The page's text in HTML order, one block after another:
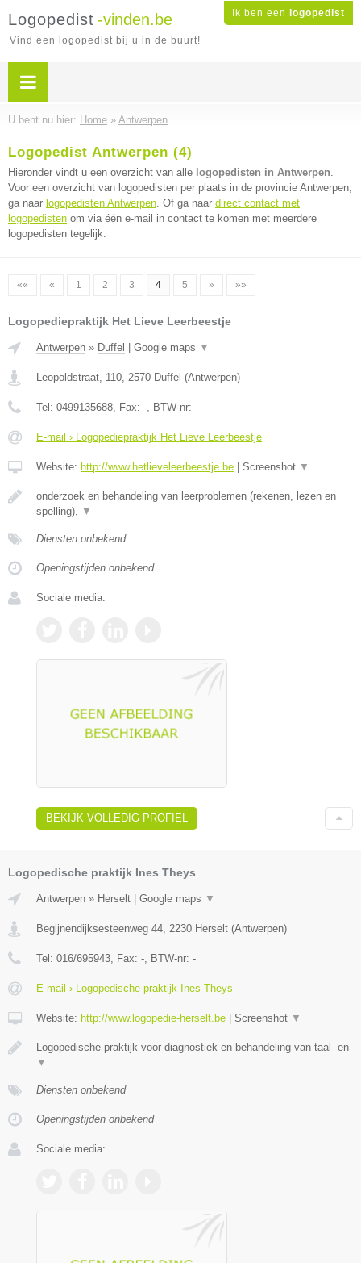
Ik ben een logopedist
Logopedist -vinden.be
Vind een logopedist bij u in de buurt!
U bent nu hier: Home » Antwerpen
Logopedist Antwerpen (4)
Hieronder vindt u een overzicht van alle logopedisten in Antwerpen.
Voor een overzicht van logopedisten per plaats in de provincie Antwerpen,
ga naar logopedisten Antwerpen. Of ga naar direct contact met
logopedisten om via één e-mail in contact te komen met meerdere
logopedisten tegelijk.
«« « 1 2 3 4 5 » »»
Logopediepraktijk Het Lieve Leerbeestje
Antwerpen » Duffel Google maps ▼
Leopoldstraat, 110, 2570 Duffel (Antwerpen)
Tel: 0499135688, Fax: -, BTW-nr: -
E-mail › Logopediepraktijk Het Lieve Leerbeestje
Website: http://www.hetlieveleerbeestje.be Screenshot ▼
onderzoek en behandeling van leerproblemen (rekenen, lezen en
spelling), ▼
Diensten onbekend
Openingstijden onbekend
Sociale media:
BEKIJK VOLLEDIG PROFIEL
Logopedische praktijk Ines Theys
Antwerpen » Herselt | Google maps ▼
Begijnendijksesteenweg 44 2230 Herselt (Antwerpen)
Tel: 016/695943 , Fax: - , BTW-nr: -
E-mail › Logopedische praktijk Ines Theys
Website: http://www.logopedie-herselt.be | Screenshot ▼
Logopedische praktijk voor diagnostiek en behandeling van taal- en
▼
Diensten onbekend
Openingstijden onbekend
Sociale media: